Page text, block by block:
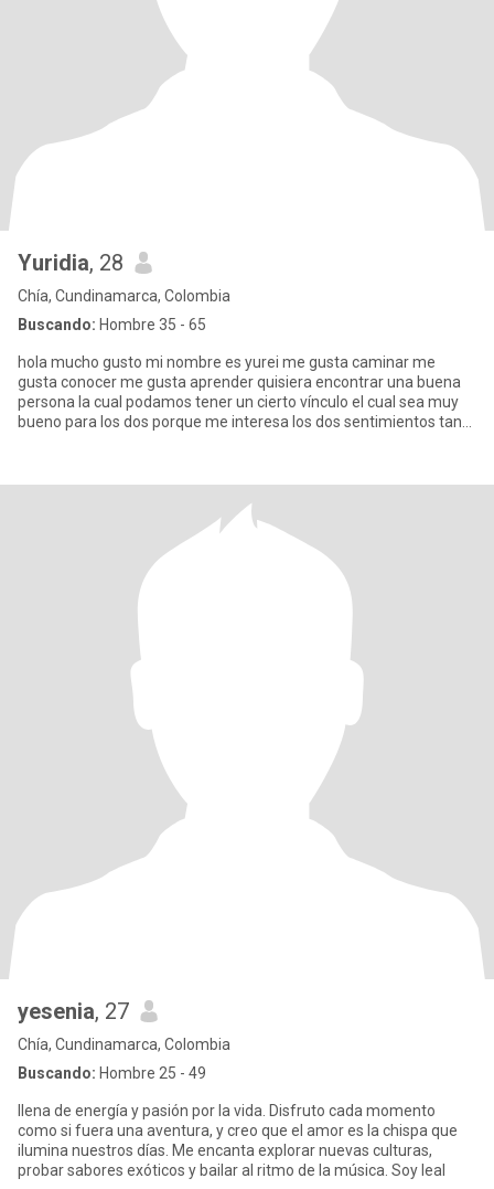
Yuridia, 28
Chía, Cundinamarca, Colombia
Buscando: Hombre 35 - 65
hola mucho gusto mi nombre es yurei me gusta caminar me
gusta conocer me gusta aprender quisiera encontrar una buena
persona la cual podamos tener un cierto vínculo el cual sea muy
bueno para los dos porque me interesa los dos sentimientos tanto
yesenia, 27
Chía, Cundinamarca, Colombia
Buscando: Hombre 25 - 49
llena de energía y pasión por la vida. Disfruto cada momento
como si fuera una aventura, y creo que el amor es la chispa que
ilumina nuestros días. Me encanta explorar nuevas culturas,
probar sabores exóticos y bailar al ritmo de la música. Soy leal